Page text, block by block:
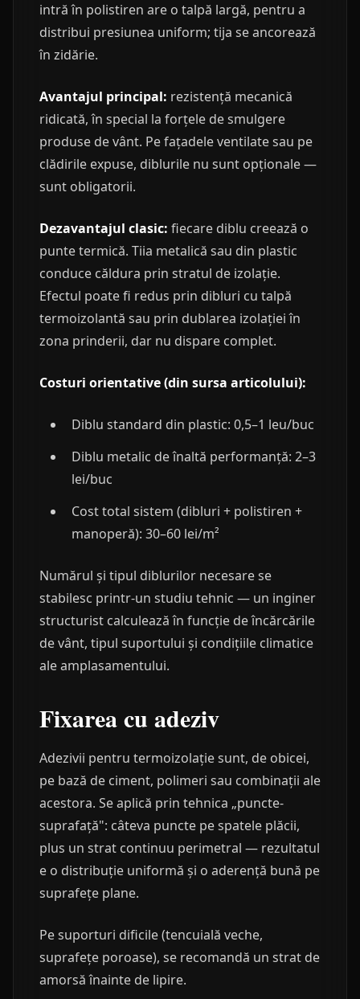
intră în polistiren are o talpă largă, pentru a
distribui presiunea uniform; tija se ancorează
în zidărie.
Avantajul principal: rezistență mecanică
ridicată, în special la forțele de smulgere
produse de vânt. Pe fațadele ventilate sau pe
clădirile expuse, diblurile nu sunt opționale —
sunt obligatorii.
Dezavantajul clasic: fiecare diblu creează o
punte termică. Tiia metalică sau din plastic
conduce căldura prin stratul de izolație.
Efectul poate fi redus prin dibluri cu talpă
termoizolantă sau prin dublarea izolației în
zona prinderii, dar nu dispare complet.
Costuri orientative (din sursa articolului):
Diblu standard din plastic: 0,5–1 leu/buc
Diblu metalic de înaltă performanță: 2–3
lei/buc
Cost total sistem (dibluri + polistiren +
manoperă): 30–60 lei/m²
Numărul și tipul diblurilor necesare se
stabilesc printr-un studiu tehnic — un inginer
structurist calculează în funcție de încărcările
de vânt, tipul suportului și condițiile climatice
ale amplasamentului.
Fixarea cu adeziv
Adezivii pentru termoizolație sunt, de obicei,
pe bază de ciment, polimeri sau combinații ale
acestora. Se aplică prin tehnica „puncte-
suprafață": câteva puncte pe spatele plăcii,
plus un strat continuu perimetral — rezultatul
e o distribuție uniformă și o aderență bună pe
suprafețe plane.
Pe suporturi dificile (tencuială veche,
suprafețe poroase), se recomandă un strat de
amorsă înainte de lipire.